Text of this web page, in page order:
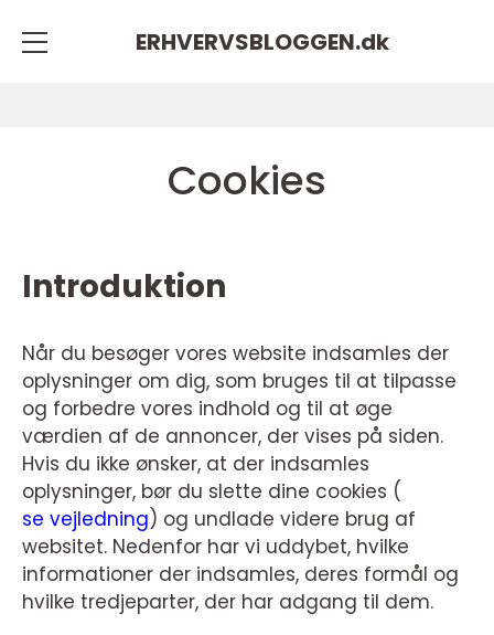
ERHVERVSBLOGGEN.dk
Cookies
Introduktion
Når du besøger vores website indsamles der
oplysninger om dig, som bruges til at tilpasse
og forbedre vores indhold og til at øge
værdien af de annoncer, der vises på siden.
Hvis du ikke ønsker, at der indsamles
oplysninger, bør du slette dine cookies (
se vejledning) og undlade videre brug af
websitet. Nedenfor har vi uddybet, hvilke
informationer der indsamles, deres formål og
hvilke tredjeparter, der har adgang til dem.